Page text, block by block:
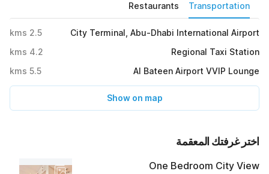
Transportation
Restaurants
City Terminal, Abu-Dhabi International Airport
2.5
Regional Taxi Station
4.2
Al Bateen Airport VVIP Lounge
5.5
Show on map
اختر غرفتك المعقمة
One Bedroom City View